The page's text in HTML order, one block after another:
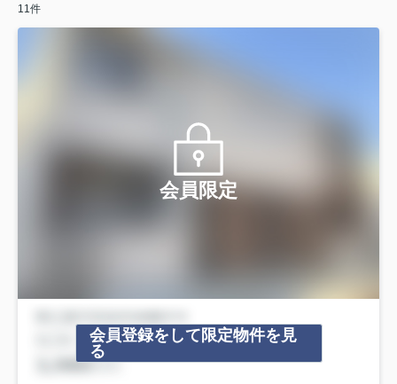
11件
会員限定
会員登録をして限定物件を見
る